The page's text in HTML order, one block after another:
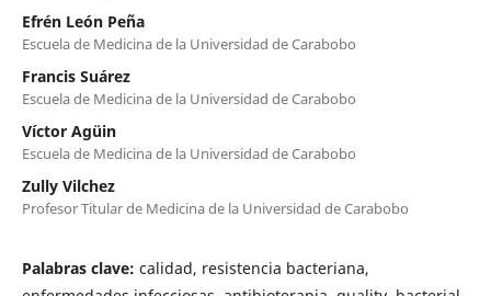
Efrén León Peña
Escuela de Medicina de la Universidad de Carabobo
Francis Suárez
Escuela de Medicina de la Universidad de Carabobo
Víctor Agüin
Escuela de Medicina de la Universidad de Carabobo
Zully Vilchez
Profesor Titular de Medicina de la Universidad de Carabobo
Palabras clave: calidad, resistencia bacteriana,